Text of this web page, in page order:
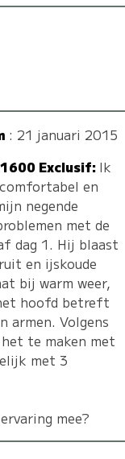
: 21 januari 2015
Exclusif: Ik
en
negende
met de
dag 1. Hij blaast
en ijskoude
bij warm weer,
hoofd betreft
armen. Volgens
te maken met
met 3
mee?